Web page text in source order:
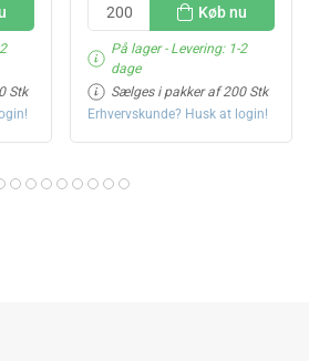
Stk
Køb nu
På lager- Levering: 1-2
dage
Sælges i pakker af 200 Stk
Erhvervskunde? Husk at login!